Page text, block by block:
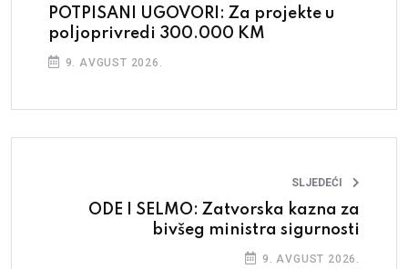
POTPISANI UGOVORI: Za projekte u
poljoprivredi 300.000 KM
9. AVGUST 2026.
SLJEDEĆI
ODE I SELMO: Zatvorska kazna za
bivšeg ministra sigurnosti
9. AVGUST 2026.